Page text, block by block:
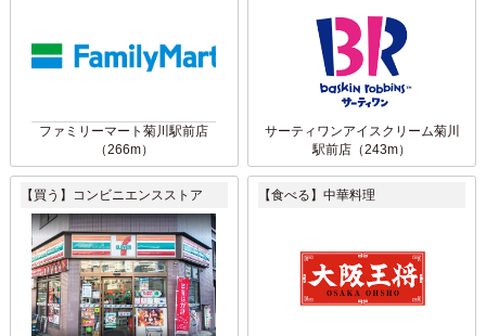
ファミリーマート菊川駅前店
（266m）
サーティワンアイスクリーム菊川
駅前店（243m）
【買う】コンビニエンスストア 【食べる】中華料理